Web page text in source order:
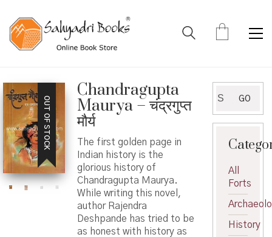
OUT OF STOCK
Chandragupta
Maurya – चंद्रगुप्त
मौर्य
The first golden page in
Indian history is the
glorious history of
Chandragupta Maurya.
While writing this novel,
author Rajendra
Deshpande has tried to be
as honest with history as
for:
GO
All
Forts
History